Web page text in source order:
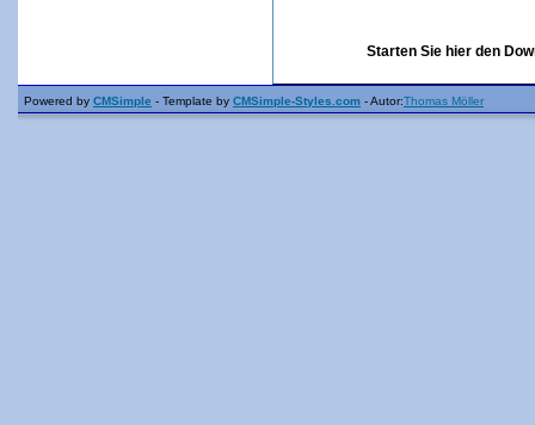
Starten Sie hier den
Powered by CMSimple - Template by CMSimple-Styles.com - Autor:Thomas Möller